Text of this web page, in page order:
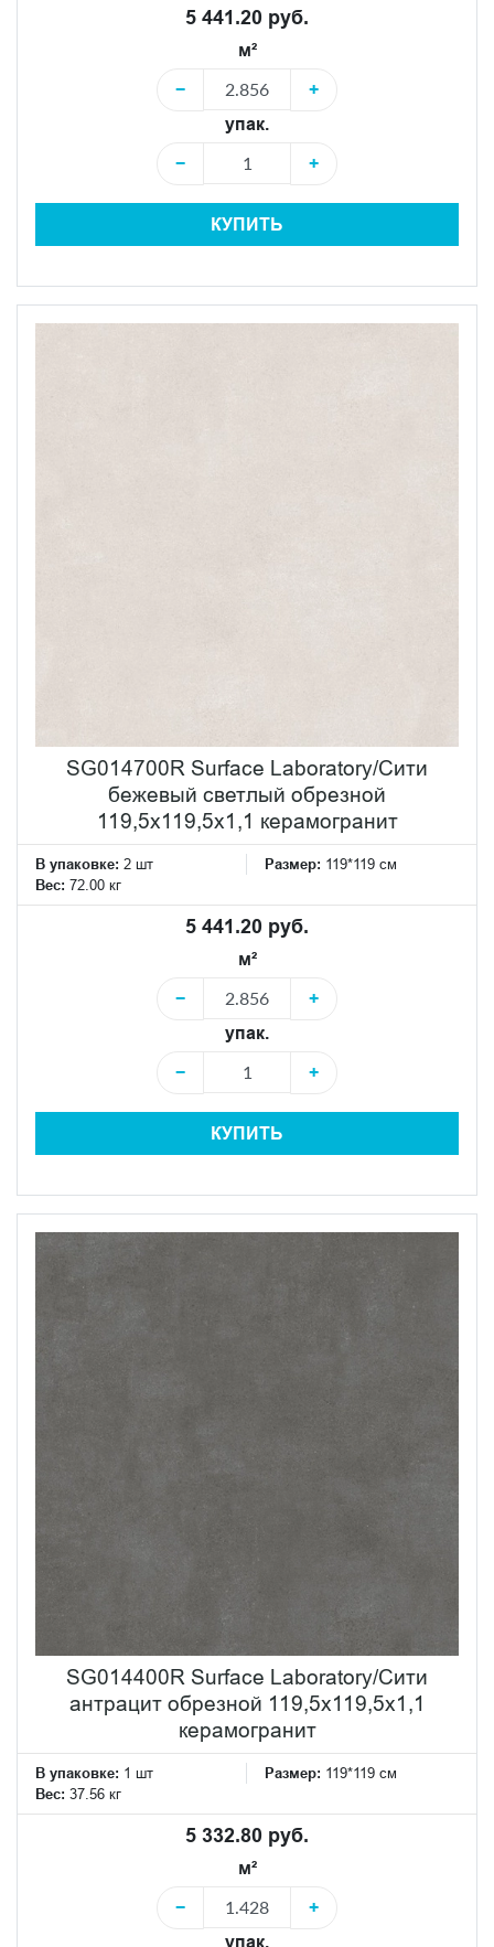
5 441.20 руб.
м²
−
+
упак.
−
+
КУПИТЬ
SG014700R Surface Laboratory/Сити
бежевый светлый обрезной
119,5x119,5x1,1 керамогранит
В упаковке: 2 шт Размер: 119*119 см
Вес: 72.00 кг
5 441.20 руб.
м²
−
+
упак.
−
+
КУПИТЬ
SG014400R Surface Laboratory/Сити
антрацит обрезной 119,5x119,5x1,1
керамогранит
В упаковке: 1 шт Размер: 119*119 см
Вес: 37.56 кг
5 332.80 руб.
м²
−
+
упак.